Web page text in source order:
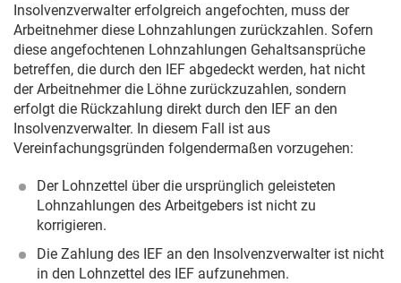
Insolvenzverwalter erfolgreich angefochten, muss der
Arbeitnehmer diese Lohnzahlungen zurückzahlen. Sofern
diese angefochtenen Lohnzahlungen Gehaltsansprüche
betreffen, die durch den IEF abgedeckt werden, hat nicht
der Arbeitnehmer die Löhne zurückzuzahlen, sondern
erfolgt die Rückzahlung direkt durch den IEF an den
Insolvenzverwalter. In diesem Fall ist aus
Vereinfachungsgründen folgendermaßen vorzugehen:
Der Lohnzettel über die ursprünglich geleisteten
Lohnzahlungen des Arbeitgebers ist nicht zu
korrigieren.
Die Zahlung des IEF an den Insolvenzverwalter ist nicht
in den Lohnzettel des IEF aufzunehmen.